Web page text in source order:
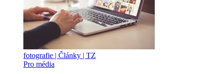
fotografie | Články | TZ
Pro média